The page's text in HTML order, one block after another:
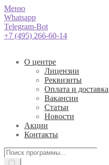
Меню
Whatsapp
Telegram-Bot
+7 (495) 266-60-14
О центре
Лицензии
Реквизиты
Оплата и доставка
Вакансии
Статьи
Новости
Акции
Контакты
Поиск
товаров